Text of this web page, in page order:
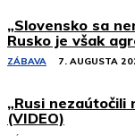
„Slovensko sa
Rusko je však
ZÁBAVA 7. AUGUSTA
„Rusi nezaútočili
(VIDEO)